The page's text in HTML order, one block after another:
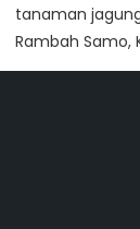
tanaman
Rambah Samo,